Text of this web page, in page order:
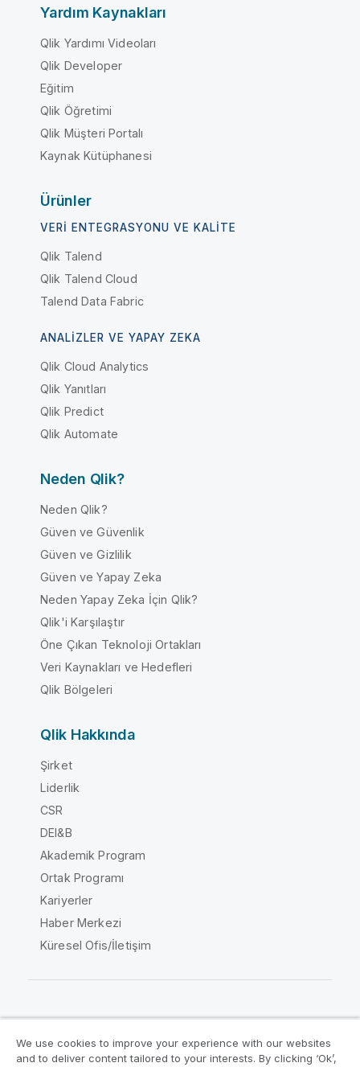
Yardım Kaynakları
Qlik Yardımı Videoları
Qlik Developer
Eğitim
Qlik Öğretimi
Qlik Müşteri Portalı
Kaynak Kütüphanesi
Ürünler
VERI ENTEGRASYONU VE KALITE
Qlik Talend
Qlik Talend Cloud
Talend Data Fabric
ANALIZLER VE YAPAY ZEKA
Qlik Cloud Analytics
Qlik Yanıtları
Qlik Predict
Qlik Automate
Neden Qlik?
Neden Qlik?
Güven ve Güvenlik
Güven ve Gizlilik
Güven ve Yapay Zeka
Neden Yapay Zeka İçin Qlik?
Qlik'i Karşılaştır
Öne Çıkan Teknoloji Ortakları
Veri Kaynakları ve Hedefleri
Qlik Bölgeleri
Qlik Hakkında
Şirket
Liderlik
CSR
DEI&B
Akademik Program
Ortak Programı
Kariyerler
Haber Merkezi
Küresel Ofis/İletişim
We use cookies to improve your experience with our websites
and to deliver content tailored to your interests. By clicking ‘Ok’,